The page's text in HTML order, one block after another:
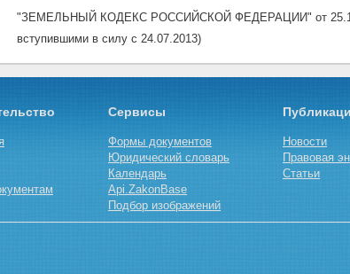
"ЗЕМЕЛЬНЫЙ КОДЕКС РОССИЙСКОЙ ФЕДЕРАЦИИ" от
вступившими в силу с 24.07.2013)
Сервисы
Формы документов
Юридический словарь
Календарь
Api.ZakonBase
Подбор изображений
Новости
Правовая
Статьи